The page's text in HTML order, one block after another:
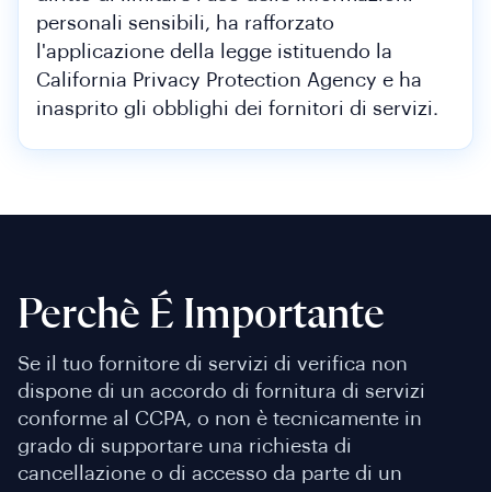
personali sensibili, ha rafforzato
l'applicazione della legge istituendo la
California Privacy Protection Agency e ha
inasprito gli obblighi dei fornitori di servizi.
Perchè É Importante
Se il tuo fornitore di servizi di verifica non
dispone di un accordo di fornitura di servizi
conforme al CCPA, o non è tecnicamente in
grado di supportare una richiesta di
cancellazione o di accesso da parte di un